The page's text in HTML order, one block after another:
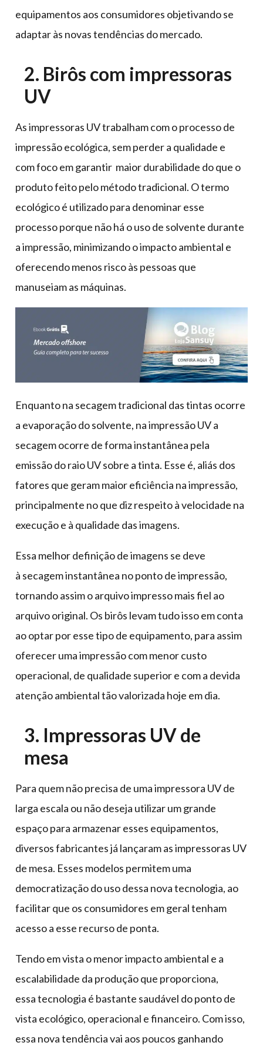
equipamentos aos consumidores objetivando se
adaptar às novas tendências do mercado.
2. Birôs com impressoras
UV
As impressoras UV trabalham com o processo de
impressão ecológica, sem perder a qualidade e
com foco em garantir maior durabilidade do que o
produto feito pelo método tradicional. O termo
ecológico é utilizado para denominar esse
processo porque não há o uso de solvente durante
a impressão, minimizando o impacto ambiental e
oferecendo menos risco às pessoas que
manuseiam as máquinas.
Enquanto na secagem tradicional das tintas ocorre
a evaporação do solvente, na impressão UV a
secagem ocorre de forma instantânea pela
emissão do raio UV sobre a tinta. Esse é, aliás dos
fatores que geram maior eficiência na impressão,
principalmente no que diz respeito à velocidade na
execução e à qualidade das imagens.
Essa melhor definição de imagens se deve
à secagem instantânea no ponto de impressão,
tornando assim o arquivo impresso mais fiel ao
arquivo original. Os birôs levam tudo isso em conta
ao optar por esse tipo de equipamento, para assim
oferecer uma impressão com menor custo
operacional, de qualidade superior e com a devida
atenção ambiental tão valorizada hoje em dia.
3. Impressoras UV de
mesa
Para quem não precisa de uma impressora UV de
larga escala ou não deseja utilizar um grande
espaço para armazenar esses equipamentos,
diversos fabricantes já lançaram as impressoras UV
de mesa. Esses modelos permitem uma
democratização do uso dessa nova tecnologia, ao
facilitar que os consumidores em geral tenham
acesso a esse recurso de ponta.
Tendo em vista o menor impacto ambiental e a
escalabilidade da produção que proporciona,
essa tecnologia é bastante saudável do ponto de
vista ecológico, operacional e financeiro. Com isso,
essa nova tendência vai aos poucos ganhando